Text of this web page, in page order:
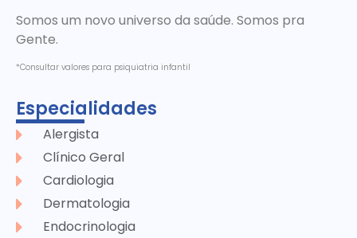
Somos um novo universo da saúde. Somos pra
Gente.
*Consultar valores para psiquiatria infantil
Especialidades
Alergista
Clínico Geral
Cardiologia
Dermatologia
Endocrinologia